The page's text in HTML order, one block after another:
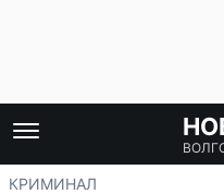
КРИМИНАЛ